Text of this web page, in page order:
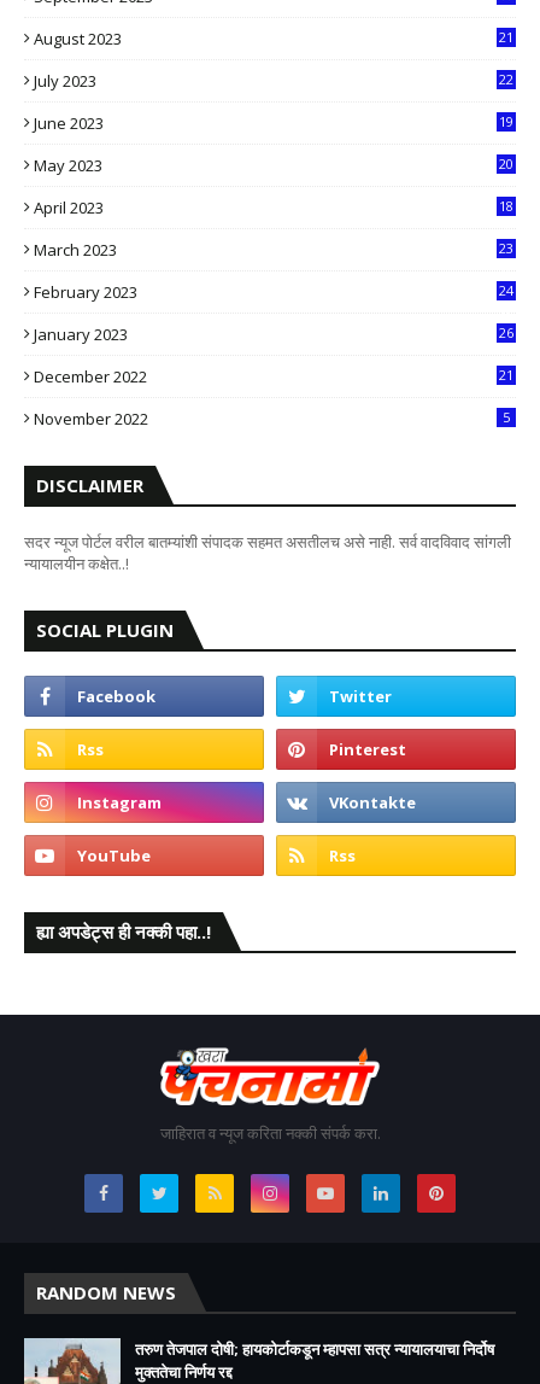
August 2023
21
July 2023
22
June 2023
19
May 2023
20
April 2023
18
March 2023
23
February 2023
24
January 2023
26
December 2022
21
November 2022 5
DISCLAIMER
सदर न्यूज पोर्टल वरील बातम्यांशी संपादक सहमत असतीलच असे नाही. सर्व वादविवाद सांगली
न्यायालयीन कक्षेत..!
SOCIAL PLUGIN
ह्या अपडेट्स ही नक्की पहा..!
जाहिरात व न्यूज करिता नक्की संपर्क करा.
RANDOM NEWS
तरुण तेजपाल दोषी; हायकोर्टाकडून म्हापसा सत्र न्यायालयाचा निर्दोष
मुक्ततेचा निर्णय रद्द